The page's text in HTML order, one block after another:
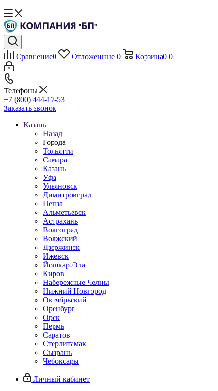
Сравнение0 Отложенные 0 Корзина0 0
Телефоны
+7 (800) 444-17-53
Заказать звонок
Казань
Назад
Города
Тольятти
Самара
Казань
Уфа
Ульяновск
Димитровград
Пенза
Альметьевск
Астрахань
Волгоград
Волжский
Дзержинск
Ижевск
Йошкар-Ола
Киров
Набережные Челны
Нижний Новгород
Октябрьский
Оренбург
Орск
Пермь
Саратов
Стерлитамак
Сызрань
Чебоксары
Личный кабинет